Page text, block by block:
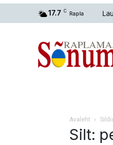
17.7 C Rapla
Avaleht
Silt: